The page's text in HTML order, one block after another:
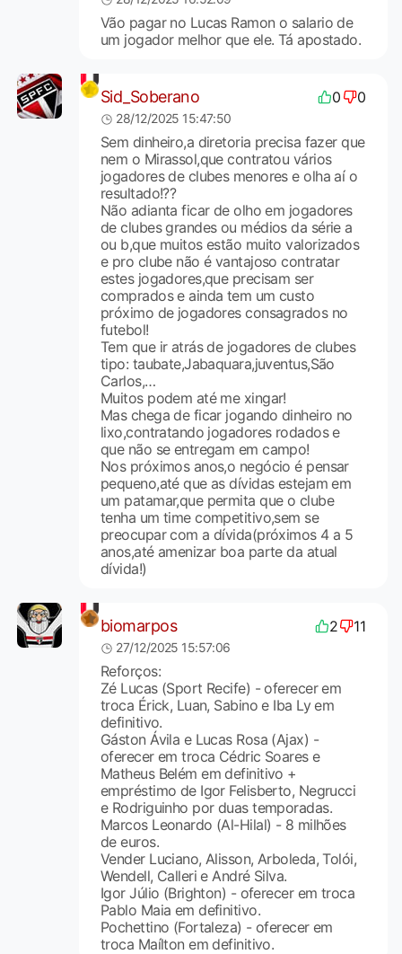
Vão pagar no Lucas Ramon o salario de
um jogador melhor que ele. Tá apostado.
Sid_Soberano 0 0
28/12/2025 15:47:50
Sem dinheiro,a diretoria precisa fazer que
nem o Mirassol,que contratou vários
jogadores de clubes menores e olha aí o
resultado!??
Não adianta ficar de olho em jogadores
de clubes grandes ou médios da série a
ou b,que muitos estão muito valorizados
e pro clube não é vantajoso contratar
estes jogadores,que precisam ser
comprados e ainda tem um custo
próximo de jogadores consagrados no
futebol!
Tem que ir atrás de jogadores de clubes
tipo: taubate,Jabaquara,juventus,São
Carlos,…
Muitos podem até me xingar!
Mas chega de ficar jogando dinheiro no
lixo,contratando jogadores rodados e
que não se entregam em campo!
Nos próximos anos,o negócio é pensar
pequeno,até que as dívidas estejam em
um patamar,que permita que o clube
tenha um time competitivo,sem se
preocupar com a dívida(próximos 4 a 5
anos,até amenizar boa parte da atual
dívida!)
biomarpos 2 11
27/12/2025 15:57:06
Reforços:
Zé Lucas (Sport Recife) - oferecer em
troca Érick, Luan, Sabino e Iba Ly em
definitivo.
Gáston Ávila e Lucas Rosa (Ajax) -
oferecer em troca Cédric Soares e
Matheus Belém em definitivo +
empréstimo de Igor Felisberto, Negrucci
e Rodriguinho por duas temporadas.
Marcos Leonardo (Al-Hilal) - 8 milhões
de euros.
Vender Luciano, Alisson, Arboleda, Tolói,
Wendell, Calleri e André Silva.
Igor Júlio (Brighton) - oferecer em troca
Pablo Maia em definitivo.
Pochettino (Fortaleza) - oferecer em
troca Maílton em definitivo.